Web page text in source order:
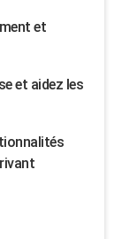
et
et aidez les